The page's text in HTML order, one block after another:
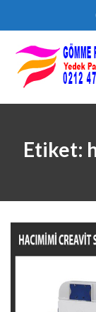
content
Etiket: